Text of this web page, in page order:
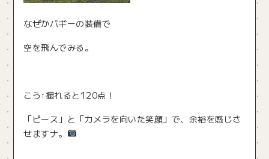
なぜかバギーの装備で
空を飛んでみる。
こう↑撮れると120点！
「ピース」と「カメラを向いた笑顔」で、余裕を感じさ
せますナ。